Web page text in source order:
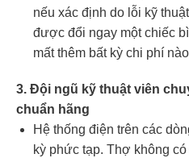
nếu xác định do lỗi kỹ
được đổi ngay một chiếc
mất thêm bất kỳ chi phí
3. Đội ngũ kỹ thuật viên
chuẩn hãng
Hệ thống điện trên các
kỳ phức tạp. Thợ không